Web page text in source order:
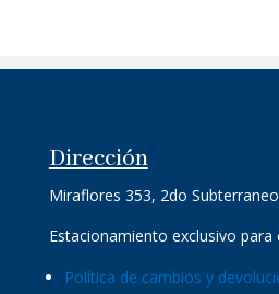
Dirección
Miraflores 353, 2do Subterraneo
Estacionamiento exclusivo para
Política de cambios y